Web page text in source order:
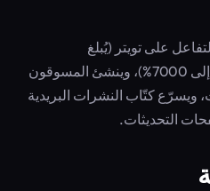
على تويتر (يُبلغ
المستخدمون عن تحسن يصل إلى 7000%)، وينشئ المسوقون
ويسرّع كتّاب النشرات البريدية
التحديثات.